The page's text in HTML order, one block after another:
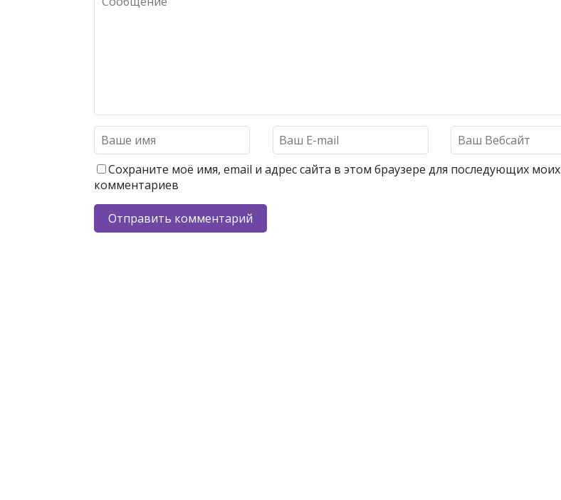
Сохраните моё имя, email и адрес сайта в этом браузере для последующих моих
комментариев